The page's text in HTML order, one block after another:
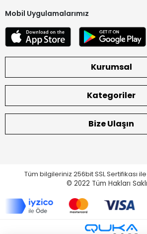
Mobil Uygulamalarımız
Kurumsal
Kategoriler
Bize Ulaşın
Tüm bilgileriniz 256bit SSL Sertifikası
© 2022 Tüm Hakları